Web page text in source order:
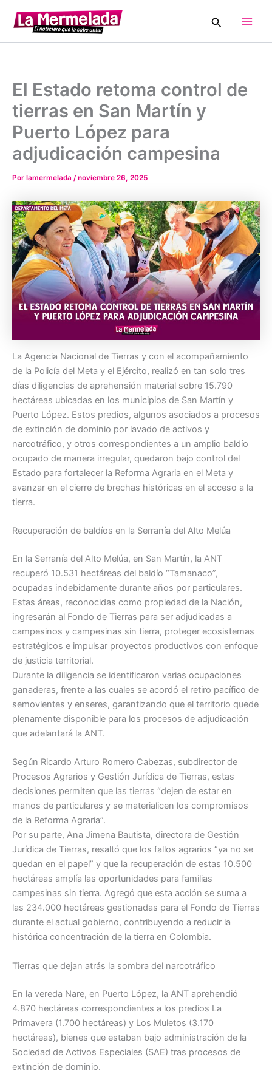
contenido
Buscar
El Estado retoma control de
tierras en San Martín y
Puerto López para
adjudicación campesina
Por lamermelada /noviembre 26, 2025
La Agencia Nacional de Tierras y con el acompañamiento
de la Policía del Meta y el Ejército, realizó en tan solo tres
días diligencias de aprehensión material sobre 15.790
hectáreas ubicadas en los municipios de San Martín y
Puerto López. Estos predios, algunos asociados a procesos
de extinción de dominio por lavado de activos y
narcotráfico, y otros correspondientes a un amplio baldío
ocupado de manera irregular, quedaron bajo control del
Estado para fortalecer la Reforma Agraria en el Meta y
avanzar en el cierre de brechas históricas en el acceso a la
tierra.
Recuperación de baldíos en la Serranía del Alto Melúa
En la Serranía del Alto Melúa, en San Martín, la ANT
recuperó 10.531 hectáreas del baldío “Tamanaco”,
ocupadas indebidamente durante años por particulares.
Estas áreas, reconocidas como propiedad de la Nación,
ingresarán al Fondo de Tierras para ser adjudicadas a
campesinos y campesinas sin tierra, proteger ecosistemas
estratégicos e impulsar proyectos productivos con enfoque
de justicia territorial.
Durante la diligencia se identificaron varias ocupaciones
ganaderas, frente a las cuales se acordó el retiro pacífico de
semovientes y enseres, garantizando que el territorio quede
plenamente disponible para los procesos de adjudicación
que adelantará la ANT.
Según Ricardo Arturo Romero Cabezas, subdirector de
Procesos Agrarios y Gestión Jurídica de Tierras, estas
decisiones permiten que las tierras “dejen de estar en
manos de particulares y se materialicen los compromisos
de la Reforma Agraria”.
Por su parte, Ana Jimena Bautista, directora de Gestión
Jurídica de Tierras, resaltó que los fallos agrarios “ya no se
quedan en el papel” y que la recuperación de estas 10.500
hectáreas amplía las oportunidades para familias
campesinas sin tierra. Agregó que esta acción se suma a
las 234.000 hectáreas gestionadas para el Fondo de Tierras
durante el actual gobierno, contribuyendo a reducir la
histórica concentración de la tierra en Colombia.
Tierras que dejan atrás la sombra del narcotráfico
En la vereda Nare, en Puerto López, la ANT aprehendió
4.870 hectáreas correspondientes a los predios La
Primavera (1.700 hectáreas) y Los Muletos (3.170
hectáreas), bienes que estaban bajo administración de la
Sociedad de Activos Especiales (SAE) tras procesos de
extinción de dominio.